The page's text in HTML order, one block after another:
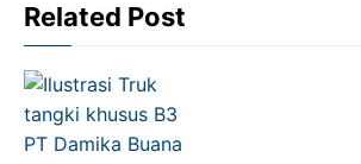
Related Post